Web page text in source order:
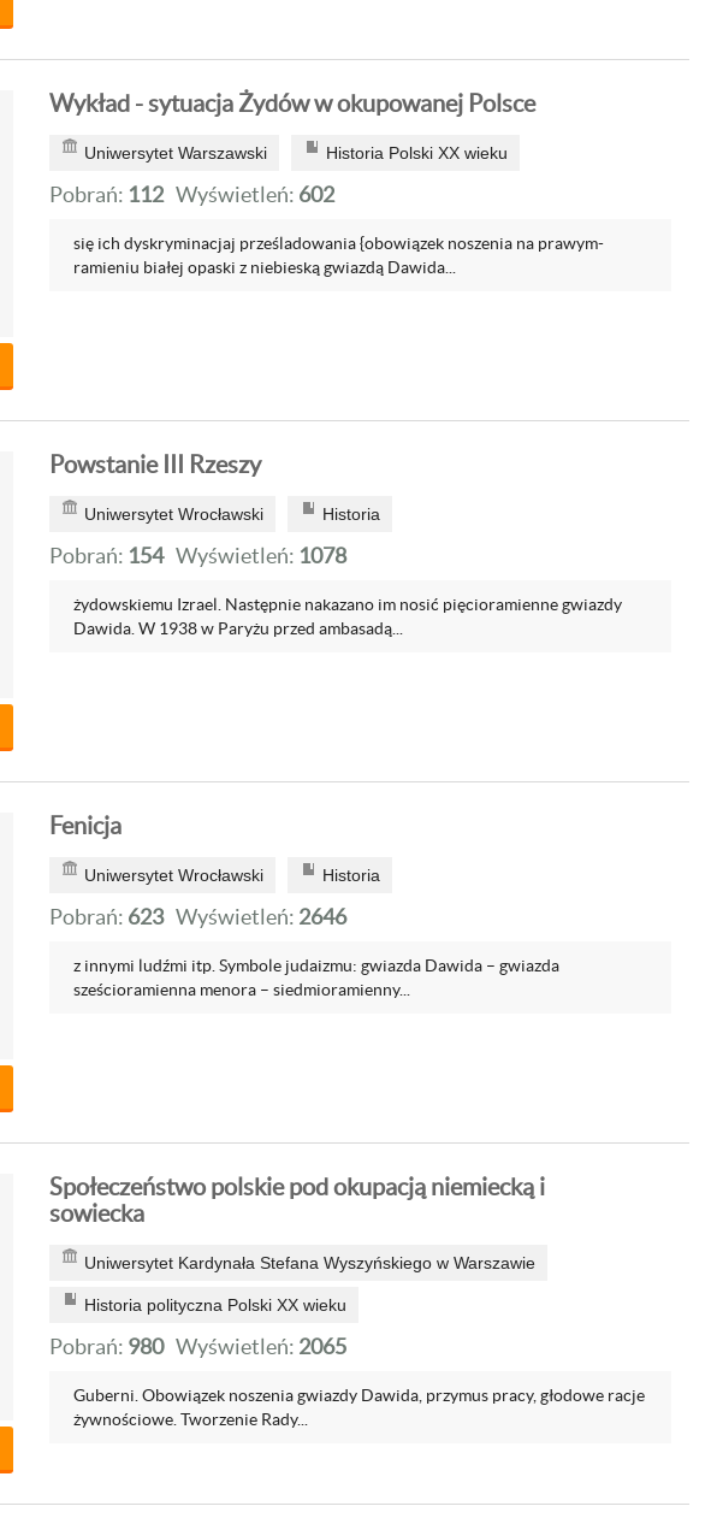
Wykład - sytuacja Żydów w okupowanej Polsce
Uniwersytet Warszawski Historia Polski XX wieku
Pobrań: 112 Wyświetleń: 602
się ich dyskryminacjaj prześladowania {obowiązek noszenia na prawym-
ramieniu białej opaski z niebieską gwiazdą Dawida...
Powstanie III Rzeszy
Uniwersytet Wrocławski Historia
Pobrań: 154 Wyświetleń: 1078
żydowskiemu Izrael. Następnie nakazano im nosić pięcioramienne gwiazdy
Dawida. W 1938 w Paryżu przed ambasadą...
Fenicja
Uniwersytet Wrocławski Historia
Pobrań: 623 Wyświetleń: 2646
z innymi ludźmi itp. Symbole judaizmu: gwiazda Dawida – gwiazda
sześcioramienna menora – siedmioramienny...
Społeczeństwo polskie pod okupacją niemiecką i
sowiecka
Uniwersytet Kardynała Stefana Wyszyńskiego w Warszawie
Historia polityczna Polski XX wieku
Pobrań: 980 Wyświetleń: 2065
Guberni. Obowiązek noszenia gwiazdy Dawida, przymus pracy, głodowe racje
żywnościowe. Tworzenie Rady...